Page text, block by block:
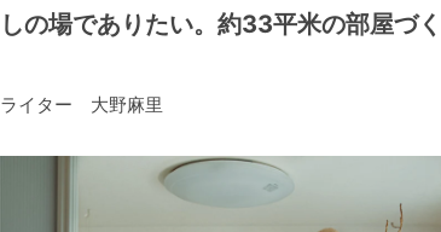
しの場でありたい。約33平米の部屋づ
ライター 大野麻里